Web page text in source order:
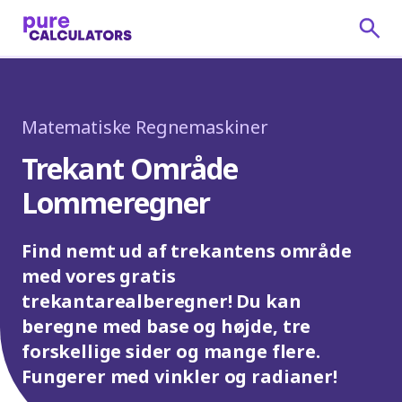
Matematiske Regnemaskiner
Trekant Område
Lommeregner
Find nemt ud af trekantens område
med vores gratis
trekantarealberegner! Du kan
beregne med base og højde, tre
forskellige sider og mange flere.
Fungerer med vinkler og radianer!